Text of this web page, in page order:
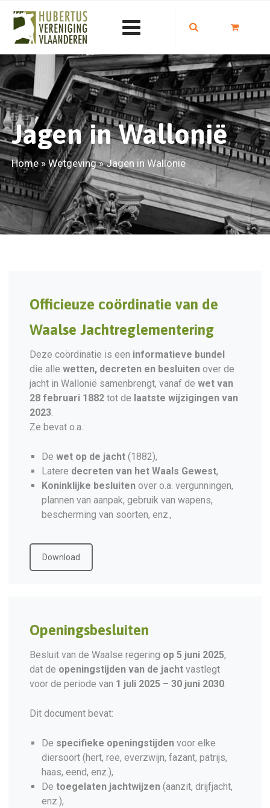
Jagen in Wallonië
Home»Wetgeving»Jagen in Wallonië
Officieuze coördinatie van de
Waalse Jachtreglementering
Deze coördinatie is een informatieve bundel
die allewetten, decreten en besluiten over de
jacht in Wallonië samenbrengt, vanaf dewet van
28 februari 1882 tot de laatste wijzigingen van
2023.
Ze bevat o.a.:
Dewet op de jacht (1882),
Latere decreten van het Waals Gewest,
Koninklijke besluiten over o.a. vergunningen,
plannen van aanpak, gebruik van wapens,
bescherming van soorten, enz.,
Download
Openingsbesluiten
Besluit van de Waalse regering op 5 juni 2025,
dat de openingstijden van de jacht vastlegt
voor de periode van 1 juli 2025 – 30 juni 2030.
Dit document bevat:
De specifieke openingstijdenvoor elke
diersoort (hert, ree, everzwijn, fazant, patrijs,
haas, eend, enz.),
Detoegelaten jachtwijzen (aanzit, drijfjacht,
enz.),